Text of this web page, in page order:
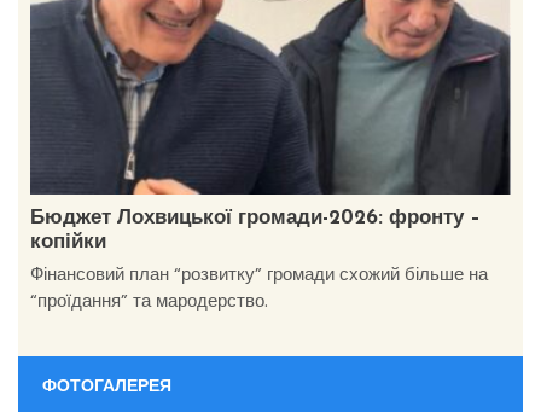
Бюджет Лохвицької громади-2026: фронту –
копійки
Фінансовий план “розвитку” громади схожий більше на
“проїдання” та мародерство.
ФОТОГАЛЕРЕЯ